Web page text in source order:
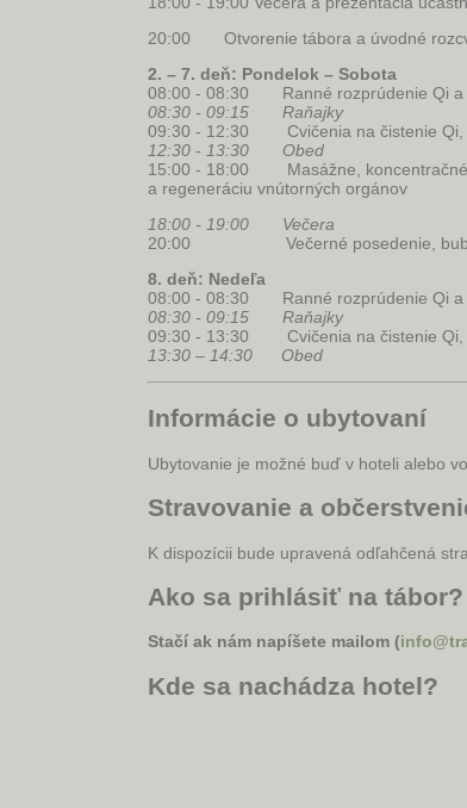
20:00 Otvorenie tábora a úvodné
2. – 7. deň: Pondelok – Sobota
08:00 - 08:30 Ranné rozprúdenie Qi a
08:30 - 09:15 Raňajky
09:30 - 12:30 Cvičenia na čistenie Qi,
12:30 - 13:30 Obed
15:00 - 18:00 Masážne, koncentračné,
a regeneráciu vnútorných orgánov
18:00 - 19:00 Večera
20:00 Večerné posedenie,
8. deň: Nedeľa
08:00 - 08:30 Ranné rozprúdenie Qi a
08:30 - 09:15 Raňajky
09:30 - 13:30 Cvičenia na čistenie Qi,
13:30 – 14:30 Obed
Informácie o ubytovaní
Ubytovanie je možné buď v hoteli alebo
Stravovanie a
K dispozícii bude upravená odľahčená
Ako sa prihlásiť na tábor?
Stačí ak nám napíšete mailom (
Kde sa nachádza hotel?